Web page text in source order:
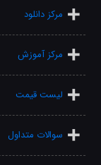
مرکز دانلود
مرکز آموزش
لیست قیمت
سوالات متداول